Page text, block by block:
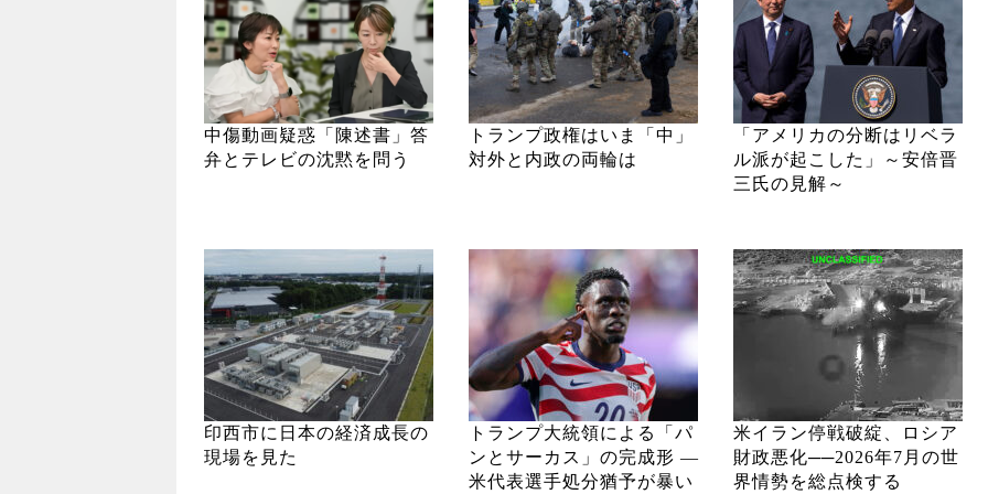
中傷動画疑惑「陳述書」答
弁とテレビの沈黙を問う
トランプ政権はいま「中」
対外と内政の両輪は
「アメリカの分断はリベラ
ル派が起こした」～安倍晋
三氏の見解～
印西市に日本の経済成長の
現場を見た
トランプ大統領による「パ
ンとサーカス」の完成形 ―
米代表選手処分猶予が暴い
米イラン停戦破綻、ロシア
財政悪化──2026年7月の世
界情勢を総点検する